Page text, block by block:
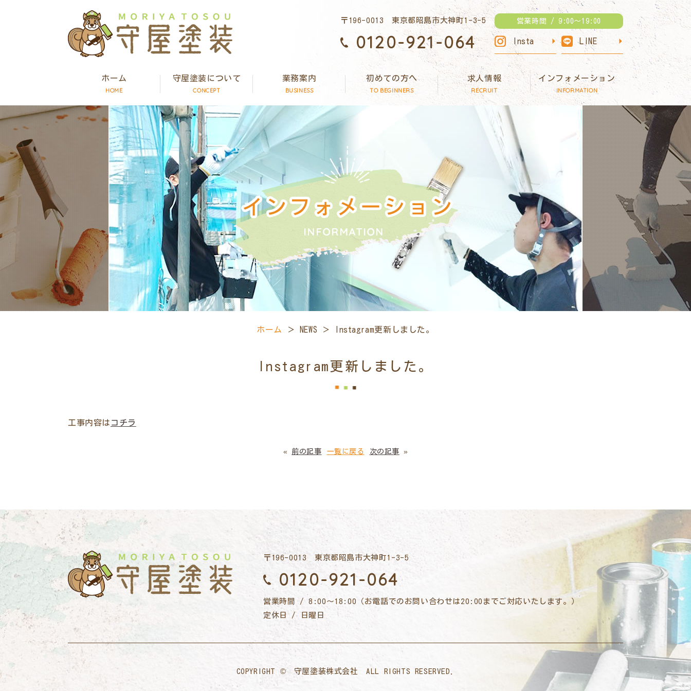
〒196-0013 東京都昭島市大神町1-3-5
0120-921-064
営業時間 / 9:00～19:00
Insta LINE
ホーム
HOME
守屋塗装について
CONCEPT
業務案内
BUSINESS
初めての方へ
TO BEGINNERS
求人情報
RECRUIT
インフォメーション
INFORMATION
ホーム ＞ NEWS ＞ Instagram更新しました。
Instagram更新しました。
工事内容は コチラ
« 前の記事 一覧に戻る 次の記事 »
〒196-0013 東京都昭島市大神町1-3-5
0120-921-064
営業時間 / 8:00～18:00（お電話でのお問い合わせは20:00までご対応いたします。）
定休日 / 日曜日
COPYRIGHT © 守屋塗装株式会社 ALL RIGHTS RESERVED.